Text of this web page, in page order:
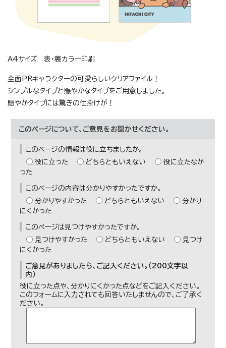
A4サイズ 表・裏カラー印刷
全面PRキャラクターの可愛らしいクリアファイル！
シンプルなタイプと賑やかなタイプをご用意しました。
賑やかタイプには驚きの仕掛けが！
このページについて、ご意見をお聞かせください。
このページの情報は役に立ちましたか。
役に立った
どちらともいえない
役に立たなか
った
このページの内容は分かりやすかったですか。
分かりやすかった
どちらともいえない
分かり
にくかった
このページは見つけやすかったですか。
見つけやすかった
どちらともいえない
見つけ
にくかった
ご意見がありましたら、ご記入ください。（200文字以
内）
役に立った点や、分かりにくかった点などをご記入ください。
このフォームに入力されても回答いたしませんので、ご了承く
ださい。